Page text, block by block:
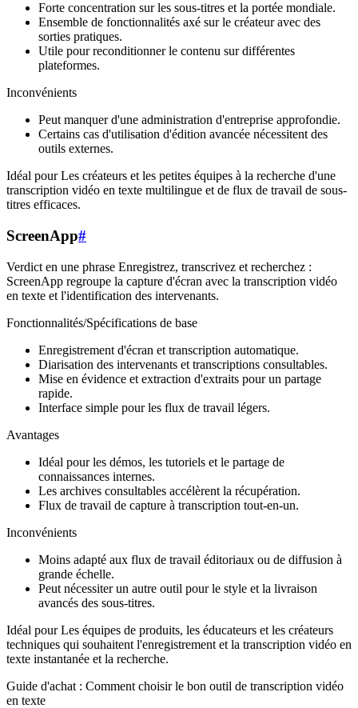
Forte concentration sur les sous-titres et la portée mondiale.
Ensemble de fonctionnalités axé sur le créateur avec des
sorties pratiques.
Utile pour reconditionner le contenu sur différentes
plateformes.
Inconvénients
Peut manquer d'une administration d'entreprise approfondie.
Certains cas d'utilisation d'édition avancée nécessitent des
outils externes.
Idéal pour Les créateurs et les petites équipes à la recherche d'une
transcription vidéo en texte multilingue et de flux de travail de sous-
titres efficaces.
ScreenApp#
Verdict en une phrase Enregistrez, transcrivez et recherchez :
ScreenApp regroupe la capture d'écran avec la transcription vidéo
en texte et l'identification des intervenants.
Fonctionnalités/Spécifications de base
Enregistrement d'écran et transcription automatique.
Diarisation des intervenants et transcriptions consultables.
Mise en évidence et extraction d'extraits pour un partage
rapide.
Interface simple pour les flux de travail légers.
Avantages
Idéal pour les démos, les tutoriels et le partage de
connaissances internes.
Les archives consultables accélèrent la récupération.
Flux de travail de capture à transcription tout-en-un.
Inconvénients
Moins adapté aux flux de travail éditoriaux ou de diffusion à
grande échelle.
Peut nécessiter un autre outil pour le style et la livraison
avancés des sous-titres.
Idéal pour Les équipes de produits, les éducateurs et les créateurs
techniques qui souhaitent l'enregistrement et la transcription vidéo en
texte instantanée et la recherche.
Guide d'achat : Comment choisir le bon outil de transcription vidéo
en texte